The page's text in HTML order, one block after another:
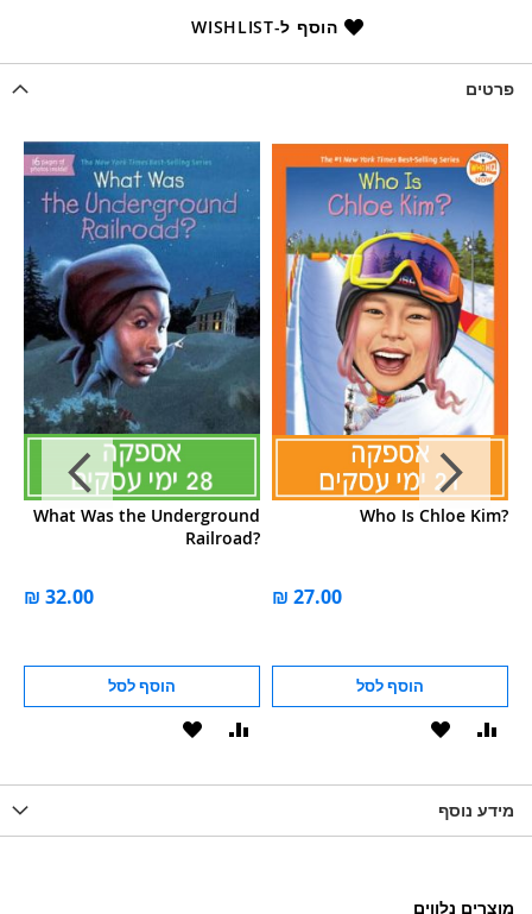
הוסף ל-WISHLIST
פרטים
What Was the Underground
Railroad?
הוסף לסל
הוסף
Who Is Chloe Kim?
הוסף לסל
הוסף
מידע נוסף
מוצרים נלווים